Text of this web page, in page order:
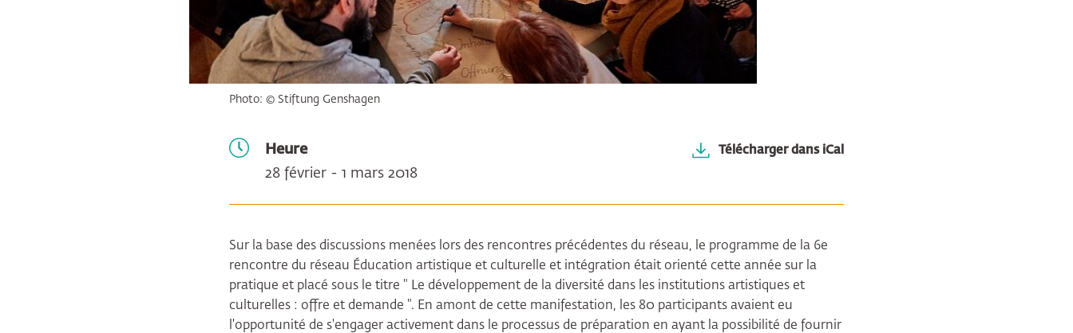
Photo: © Stiftung Genshagen
Heure
28 février - 1 mars 2018
Télécharger dans iCal
Sur la base des discussions menées lors des rencontres précédentes du réseau, le programme de la 6e
rencontre du réseau Éducation artistique et culturelle et intégration était orienté cette année sur la
pratique et placé sous le titre " Le développement de la diversité dans les institutions artistiques et
culturelles : offre et demande ". En amont de cette manifestation, les 80 participants avaient eu
l'opportunité de s'engager activement dans le processus de préparation en ayant la possibilité de fournir